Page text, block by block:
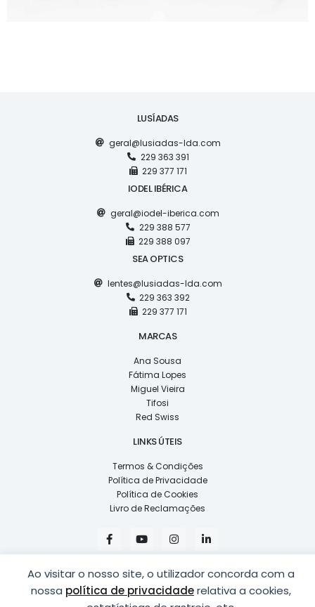
Ao visitar o nosso site, o utilizador concorda com a
nossa política de privacidaderelativa a cookies,
LUSÍADAS
geral@lusiadas-lda.com
229 363 391
229 377 171
IODEL IBÉRICA
geral@iodel-iberica.com
229 388 577
229 388 097
SEA OPTICS
lentes@lusiadas-lda.com
229 363 392
229 377 171
MARCAS
Ana Sousa
Fátima Lopes
Miguel Vieira
Tifosi
Red Swiss
LINKS ÚTEIS
Termos & Condições
Política de Privacidade
Política de Cookies
Livro de Reclamações
F
a
c
b
o
o
Y
o
u
u
b
e
I
n
s
a
g
r
i
n
e
d
i